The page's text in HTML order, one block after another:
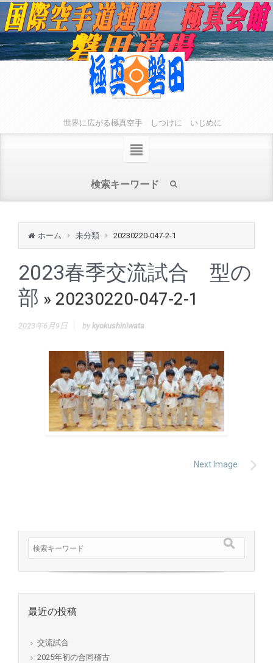
世界に広がる極真空手 しつけに いじめに
ホーム 未分類 20230220-047-2-1
2023春季交流試合 型の
部 » 20230220-047-2-1
2023年6月9日 by kyokushiniwata
Next Image
最近の投稿
交流試合
2025年初の合同稽古